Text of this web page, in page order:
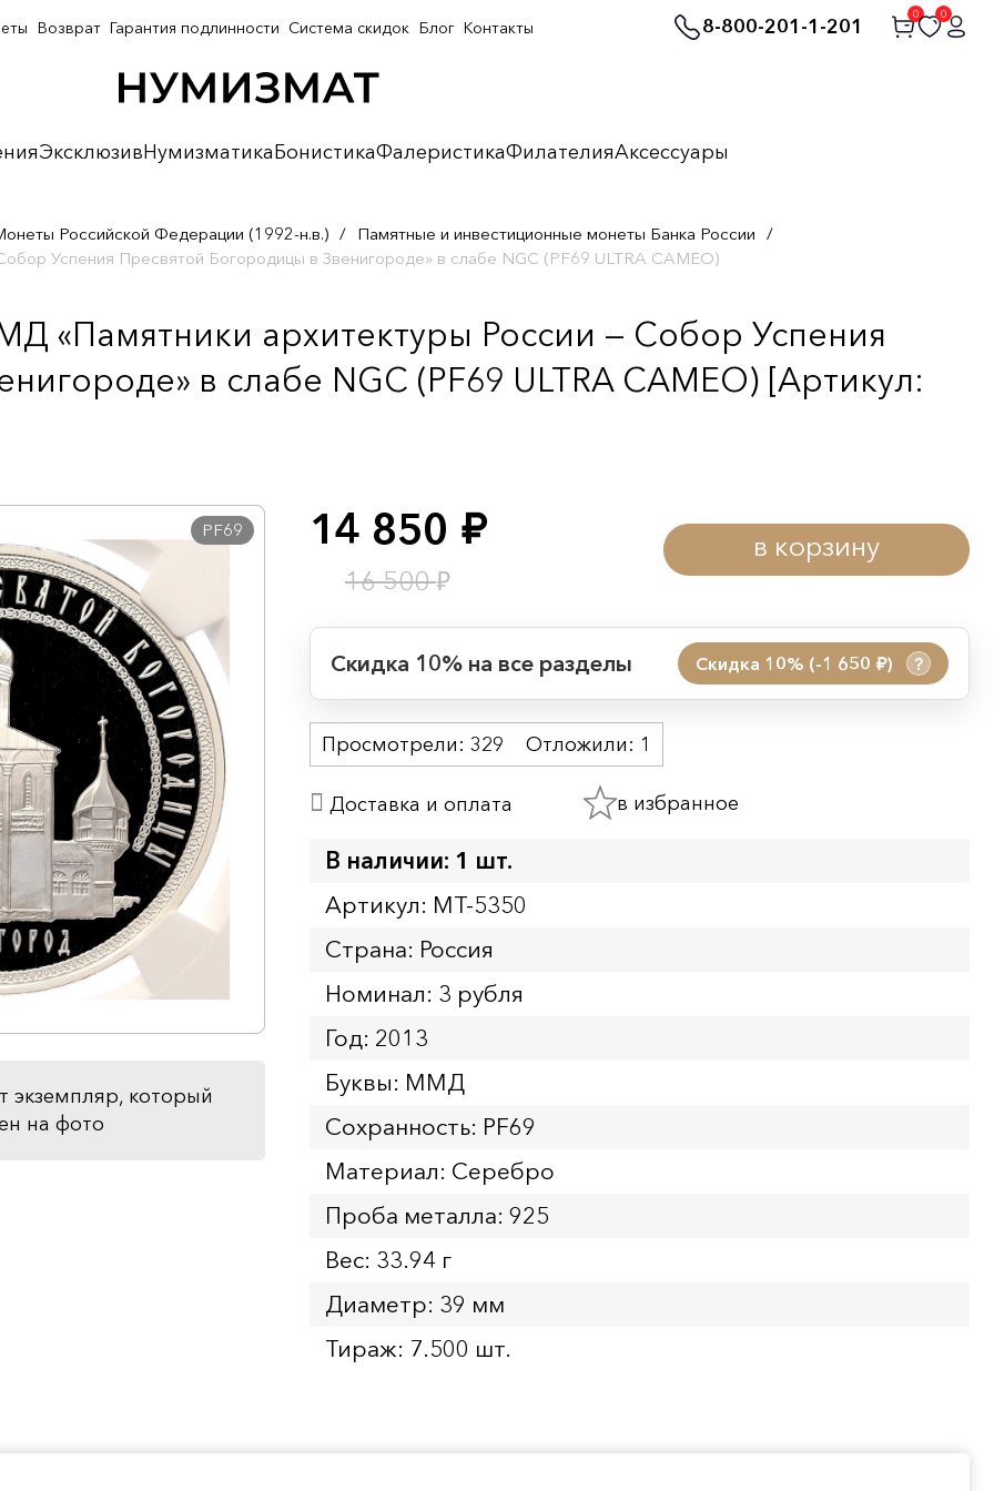
8-800-201-1-201
0 0
ЭксклюзивНумизматикаБонистикаФалеристикаФилателияАксессуары
Возврат Гарантия подлинности Система скидок Блог Контакты
Российской Федерации (1992-н.в.) / Памятные и инвестиционные монеты Банка России /
Успения Пресвятой Богородицы в Звенигороде» в слабе NGC (PF69 ULTRA CAMEO)
«Памятники архитектуры России — Собор Успения
в слабе NGC (PF69 ULTRA CAMEO) [Артикул:
PF69
экземпляр, который
на фото
14 850 руб.
16 500₽
в корзину
Скидка 10% на все разделы Скидка 10% (-1 650 руб.) ?
Начало:
Окончание:
Просмотрели: 329 Отложили: 1
Доставка и оплата в избранное
В наличии: 1 шт.
Артикул: MT-5350
Страна: Россия
Номинал: 3 рубля
Год: 2013
Буквы: ММД
Сохранность: PF69
Материал: Серебро
Проба металла: 925
Вес: 33.94 г
Диаметр: 39 мм
Тираж: 7.500 шт.